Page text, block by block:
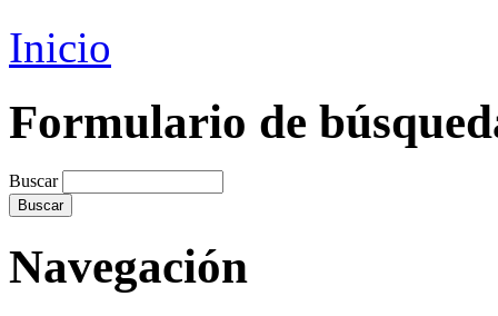
Inicio
Formulario de
Buscar
Navegación